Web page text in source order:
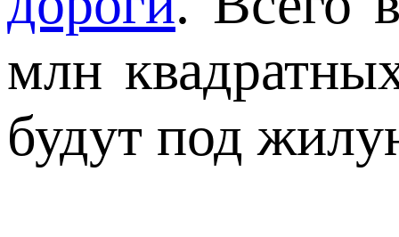
млн
будут под